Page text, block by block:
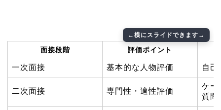
面接段階 評価ポイント
一次面接 基本的な人物評価 自己
二次面接 専門性・適性評価
ケー
質問